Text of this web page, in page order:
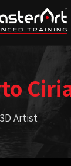
3D Artist